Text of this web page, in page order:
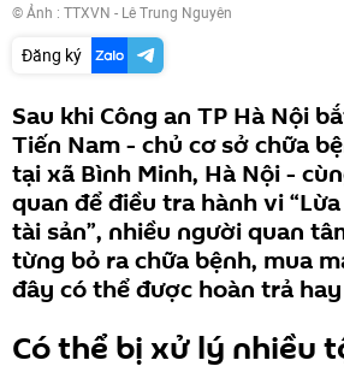
© Ảnh : TTXVN - Lê Trung Nguyên
Đăng ký
Sau khi Công an TP Hà Nội
Tiến Nam - chủ cơ sở chữa
tại xã Bình Minh, Hà Nội -
quan để điều tra hành vi
tài sản”, nhiều người quan
từng bỏ ra chữa bệnh, mua
đây có thể được hoàn trả
Có thể bị xử lý nhiều